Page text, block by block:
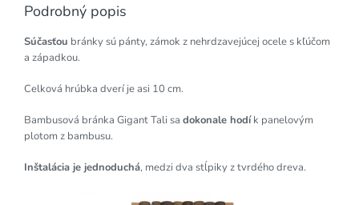
Podrobný popis
Súčasťou bránky sú pánty, zámok z nehrdzavejúcej ocele s kľúčom
a západkou.
Celková hrúbka dverí je asi 10 cm.
Bambusová bránka Gigant Tali sa dokonale hodík panelovým
plotom z bambusu.
Inštalácia je jednoduchá, medzi dva stĺpiky z tvrdého dreva.